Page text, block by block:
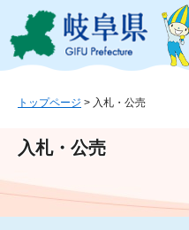
ジ
ュ
文
このペ
トップページ > 入札・公売
入札・公売